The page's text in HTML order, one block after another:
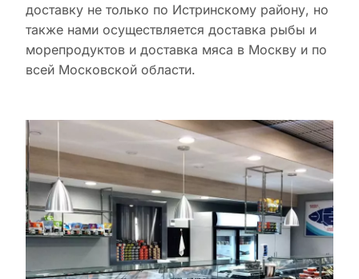
доставку не только по Истринскому району, но
также нами осуществляется доставка рыбы и
морепродуктов и доставка мяса в Москву и по
всей Московской области.